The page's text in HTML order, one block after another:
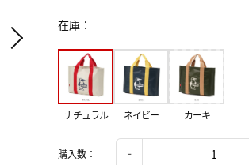
在庫
ナチュラル ネイビー カーキ
購入数：